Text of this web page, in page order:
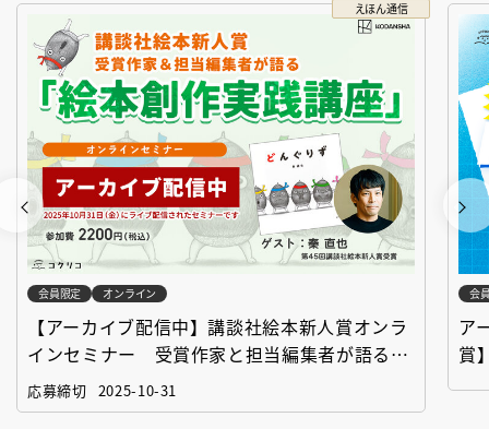
えほん通信
会員限定 オンライン
【アーカイブ配信中】講談社絵本新人賞オンラ
インセミナー 受賞作家と担当編集者が語る
「絵本創作実践講座」
応募締切 2025-10-31
会
ア
賞